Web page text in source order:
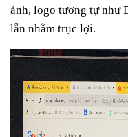
ảnh, logo tương tự như
lẫn nhằm trục lợi.